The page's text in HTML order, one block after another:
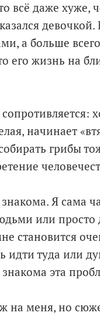
всё даже
а больше
его жизнь на
начинает
грибы
Я сама
или
становится
идти туда или
эта
на меня, но